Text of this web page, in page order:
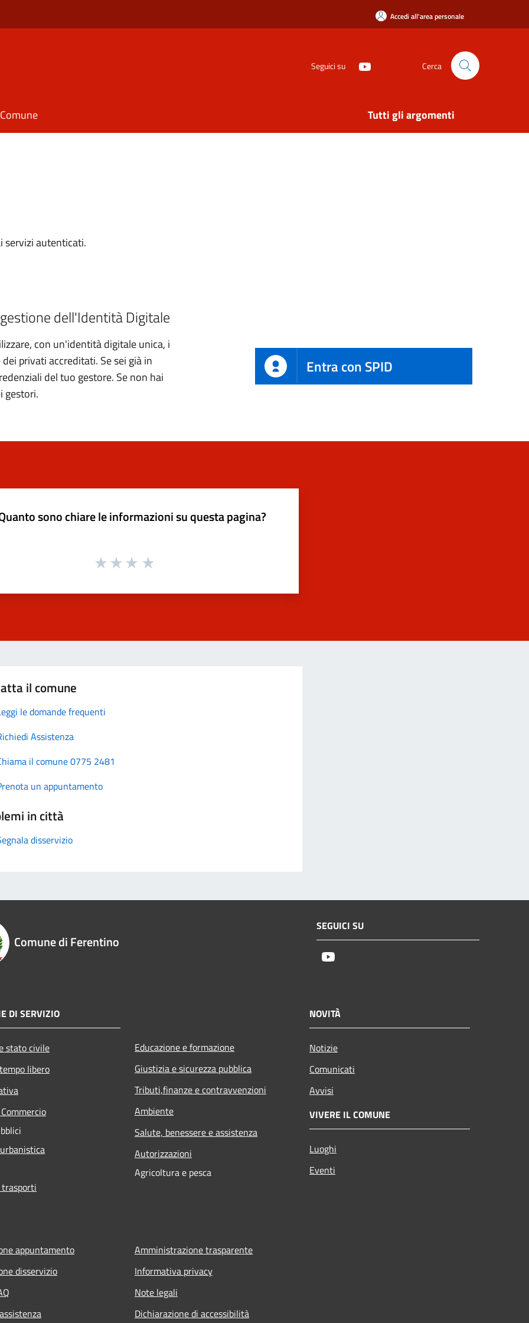
Accedi all'area personale
Seguici su Cerca
Tutti gli argomenti
servizi autenticati.
dell'Identità Digitale
con un'identità digitale unica, i
privati accreditati. Se sei già in
del tuo gestore. Se non hai
gestori.
Entra con SPID
sono chiare le informazioni su questa pagina?
il comune
le domande frequenti
Assistenza
il comune 0775 2481
un appuntamento
in città
disservizio
Comune di Ferentino
SEGUICI SU
DI SERVIZIO
stato civile
libero
Educazione e formazione
Giustizia e sicurezza pubblica
Tributi,finanze e contravvenzioni
Ambiente
Salute, benessere e assistenza
Autorizzazioni
Agricoltura e pesca
NOVITÀ
Notizie
Comunicati
Avvisi
VIVERE IL COMUNE
Luoghi
Eventi
appuntamento
disservizio
Amministrazione trasparente
Informativa privacy
Note legali
Dichiarazione di accessibilità